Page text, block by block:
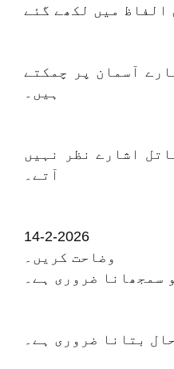
الفاظ میں لکھے گئے
آسمان پر چمکتے
ہیں۔
اشارے نظر نہیں
آتے۔
14-2-2026
وضاحت کریں۔
سمجھانا ضروری ہے۔
بتانا ضروری ہے۔